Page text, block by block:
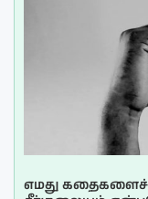
எமது